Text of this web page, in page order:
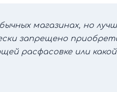
магазинах, но
запрещено
расфасовке или